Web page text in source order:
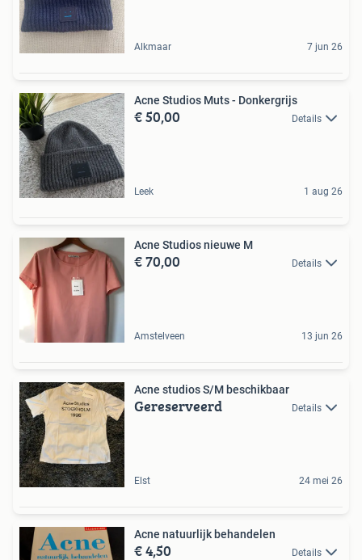
Alkmaar 7 jun 26
Acne Studios Muts - Donkergrijs
€ 50,00 Details
Leek 1 aug 26
Acne Studios nieuwe M
€ 70,00 Details
Amstelveen 13 jun 26
Acne studios S/M beschikbaar
Gereserveerd Details
Elst 24 mei 26
Acne natuurlijk behandelen
€ 4,50 Details